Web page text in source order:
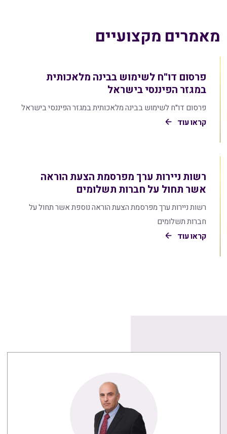
מאמרים מקצועיים
פרסום דו"ח לשימוש בבינה מלאכותית
במגזר הפיננסי בישראל
פרסום דו"ח לשימוש בבינה מלאכותית במגזר הפיננסי בישראל
קראו עוד
רשות ניירות ערך מפרסמת הצעת הוראה
אשר תחול על חברות תשלומים
רשות ניירות ערך מפרסמת הצעת הוראה נוספת אשר תחול על
חברות תשלומים
קראו עוד